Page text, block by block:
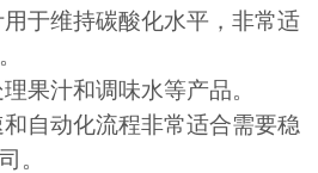
于维持碳酸化水平，非常适
果汁和调味水等产品。
自动化流程非常适合需要稳
。